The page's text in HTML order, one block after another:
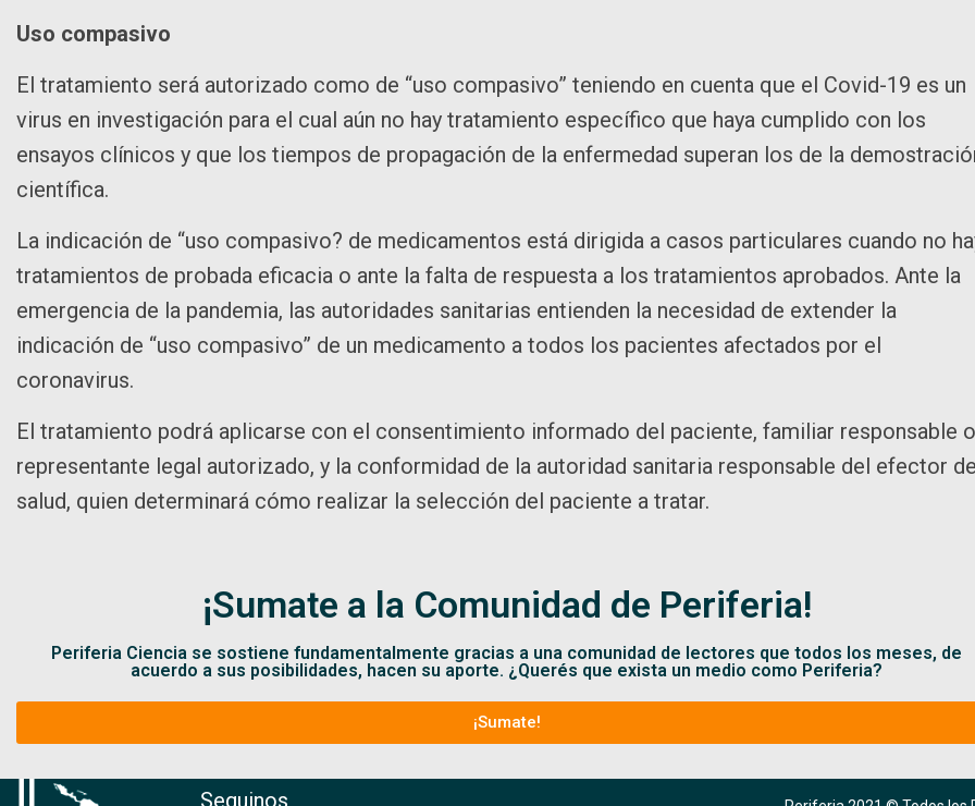
Uso compasivo
El tratamiento será autorizado como de “uso compasivo” teniendo en cuenta que el Covid-19 es un
virus en investigación para el cual aún no hay tratamiento específico que haya cumplido con los
ensayos clínicos y que los tiempos de propagación de la enfermedad superan los de la
científica.
La indicación de “uso compasivo? de medicamentos está dirigida a casos particulares cuando no
tratamientos de probada eficacia o ante la falta de respuesta a los tratamientos aprobados. Ante la
emergencia de la pandemia, las autoridades sanitarias entienden la necesidad de extender la
indicación de “uso compasivo” de un medicamento a todos los pacientes afectados por el
coronavirus.
El tratamiento podrá aplicarse con el consentimiento informado del paciente, familiar responsable o
representante legal autorizado, y la conformidad de la autoridad sanitaria responsable del efector de
salud, quien determinará cómo realizar la selección del paciente a tratar.
¡Sumate a la Comunidad de Periferia!
Periferia Ciencia se sostiene fundamentalmente gracias a una comunidad de lectores que todos los meses, de
acuerdo a sus posibilidades, hacen su aporte. ¿Querés que exista un medio como Periferia?
¡Sumate!
Seguinos